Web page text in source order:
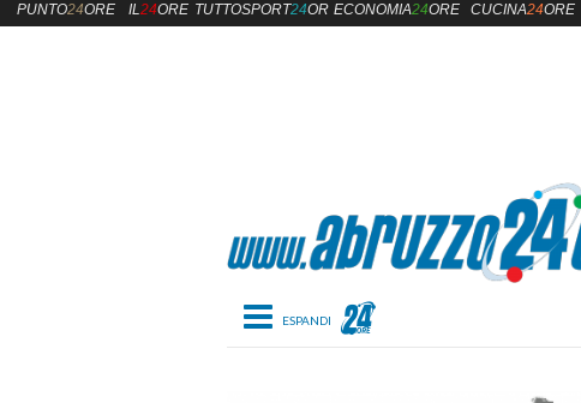
Toggle navigation
PUNTO24ORE IL24ORE TUTTOSPORT24OREECONOMIA24ORE CUCINA24ORE